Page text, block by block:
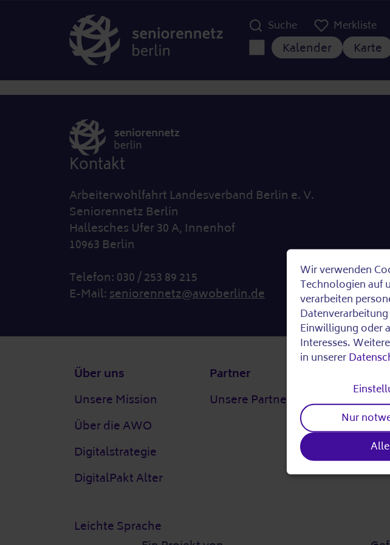
Hauptnavigation
Kalender Karte
Menü der Kopfzeile
Suche Merkliste
Kontakt
Arbeiterwohlfahrt Landesverband Berlin e. V.
Seniorennetz Berlin
Hallesches Ufer 30 A, Innenhof
10963 Berlin
Telefon: 030 / 253 89 215
E-Mail:seniorennetz@awoberlin.de
Fußzeile
Über uns
Unsere Mission
Über die AWO
Digitalstrategie
DigitalPakt Alter
Leichte Sprache
Partner
Unsere Partner
Use
of
and
Wir verwenden
Technologien auf
verarbeiten
Einwilligung oder
Interesses.
in unserer
Nur